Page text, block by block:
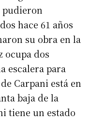
pudieron
hace 61 años
su obra en la
ocupa dos
escalera para
Carpani está en
baja de la
tiene un estado